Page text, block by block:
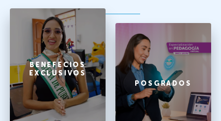
BENEFECIOS
EXCLUSIVOS
POSGRADOS